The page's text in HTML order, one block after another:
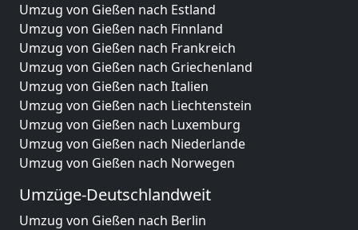
Umzug von Gießen nach Estland
Umzug von Gießen nach Finnland
Umzug von Gießen nach Frankreich
Umzug von Gießen nach Griechenland
Umzug von Gießen nach Italien
Umzug von Gießen nach Liechtenstein
Umzug von Gießen nach Luxemburg
Umzug von Gießen nach Niederlande
Umzug von Gießen nach Norwegen
Umzüge-Deutschlandweit
Umzug von Gießen nach Berlin